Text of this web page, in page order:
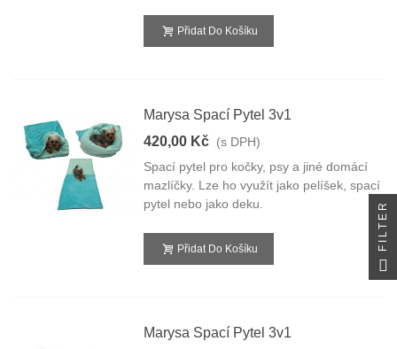
Přidat Do Košíku
Marysa Spací Pytel 3v1
420,00 Kč (s DPH)
Spací pytel pro kočky, psy a jiné domácí
mazlíčky. Lze ho využít jako pelíšek, spací
pytel nebo jako deku.
Přidat Do Košíku
Marysa Spací Pytel 3v1
FILTER